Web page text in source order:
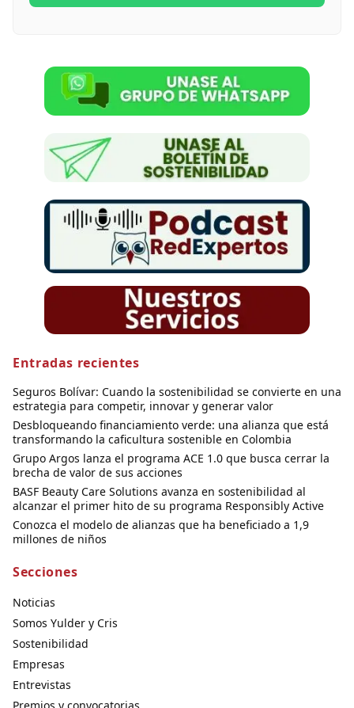
Entradas recientes
Seguros Bolívar: Cuando la sostenibilidad se convierte en una
estrategia para competir, innovar y generar valor
Desbloqueando financiamiento verde: una alianza que está
transformando la caficultura sostenible en Colombia
Grupo Argos lanza el programa ACE 1.0 que busca cerrar la
brecha de valor de sus acciones
BASF Beauty Care Solutions avanza en sostenibilidad al
alcanzar el primer hito de su programa Responsibly Active
Conozca el modelo de alianzas que ha beneficiado a 1,9
millones de niños
Secciones
Noticias
Somos Yulder y Cris
Sostenibilidad
Empresas
Entrevistas